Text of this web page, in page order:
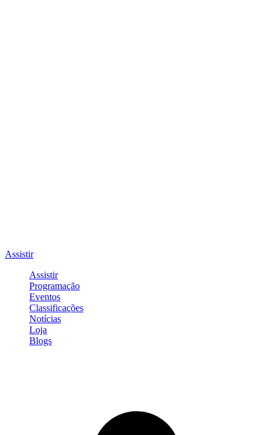
Assistir
Assistir
Programação
Eventos
Classificações
Notícias
Loja
Blogs